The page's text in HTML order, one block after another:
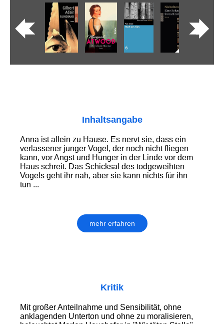
Inhaltsangabe
Anna ist allein zu Hause. Es nervt sie, dass ein
verlassener junger Vogel, der noch nicht fliegen
kann, vor Angst und Hunger in der Linde vor dem
Haus schreit. Das Schicksal des todgeweihten
Vogels geht ihr nah, aber sie kann nichts für ihn
tun ...
mehr erfahren
Kritik
Mit großer Anteilnahme und Sensibilität, ohne
anklagenden Unterton und ohne zu moralisieren,